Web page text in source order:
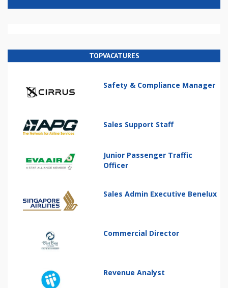
TOPVACATURES
Safety & Compliance Manager
Sales Support Staff
Junior Passenger Traffic
Officer
Sales Admin Executive Benelux
Commercial Director
Revenue Analyst